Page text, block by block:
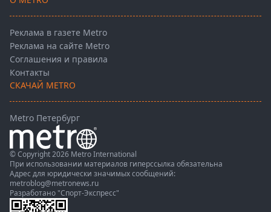
Реклама в газете Metro
Реклама на сайте Metro
Соглашения и правила
Контакты
СКАЧАЙ METRO
Metro Петербург
© Copyright 2026 Metro International
При использовании материалов гиперссылка обязательна
Адрес для юридически значимых сообщений:
metroblog@metronews.ru
Разработано "Спорт-Экспресс"